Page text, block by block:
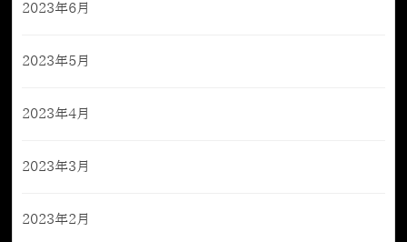
2023年6月
2023年5月
2023年4月
2023年3月
2023年2月